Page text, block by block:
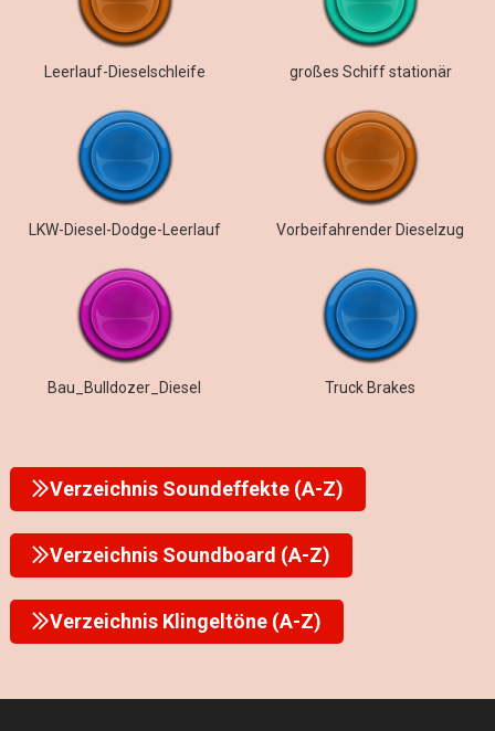
Leerlauf-Dieselschleife großes Schiff stationär
LKW-Diesel-Dodge-Leerlauf Vorbeifahrender Dieselzug
Bau_Bulldozer_Diesel Truck Brakes
Verzeichnis Soundeffekte (A-Z)
Verzeichnis Soundboard (A-Z)
Verzeichnis Klingeltöne (A-Z)